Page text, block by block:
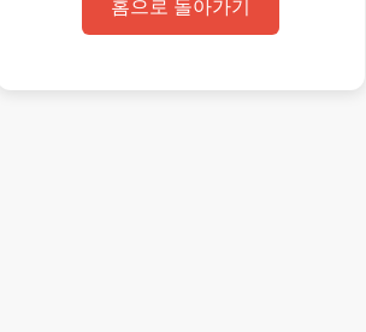
홈으로 돌아가기